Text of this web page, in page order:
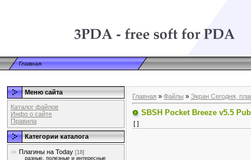
Главная
Меню сайта
Каталог файлов
Инфо о сайте
Правила
Категории каталога
Плагины на Today [18]
разные, полезные и интересные
Главная » Файлы » Экран Сегодня,
SBSH Pocket Breeze v5.5
[ ]